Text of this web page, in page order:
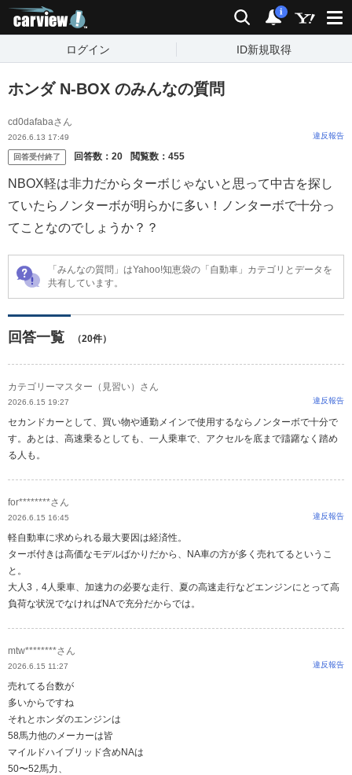
検索 通知
i
ログイン ID新規取得
ホンダ N-BOX のみんなの質問
cd0dafabaさん
2026.6.13 17:49 違反報告
回答受付終了 回答数： 20 閲覧数： 455
NBOX軽は非力だからターボじゃないと思って中古を探し
ていたらノンターボが明らかに多い！ノンターボで十分っ
てことなのでしょうか？？
「みんなの質問」はYahoo!知恵袋の「自動車」カテゴリとデータを
共有しています。
回答一覧 （20件）
カテゴリーマスター（見習い）さん
2026.6.15 19:27 違反報告
セカンドカーとして、買い物や通勤メインで使用するならノンターボで十分で
す。あとは、高速乗るとしても、一人乗車で、アクセルを底まで躊躇なく踏め
る人も。
for********さん
2026.6.15 16:45 違反報告
軽自動車に求められる最大要因は経済性。
ターボ付きは高価なモデルばかりだから、NA車の方が多く売れてるというこ
と。
大人3，4人乗車、加速力の必要な走行、夏の高速走行などエンジンにとって高
負荷な状況でなければNAで充分だからでは。
mtw********さん
2026.6.15 11:27 違反報告
売れてる台数が
多いからですね
それとホンダのエンジンは
58馬力他のメーカーは皆
マイルドハイブリッド含めNAは
50〜52馬力、